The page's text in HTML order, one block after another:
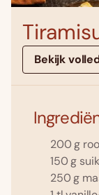
Bekijk
200 g
150 g
250 g